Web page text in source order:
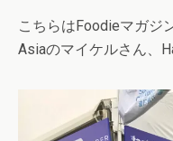
こちらはFoodieマガジ
Asiaのマイケルさん、